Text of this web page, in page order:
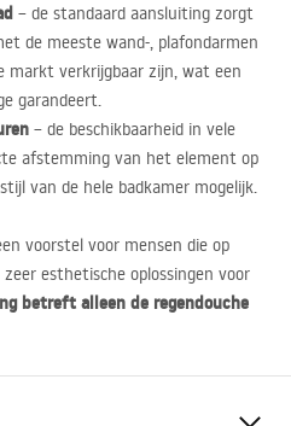
– de standaard aansluiting zorgt
de meeste wand-, plafondarmen
markt verkrijgbaar zijn, wat een
garandeert.
– de beschikbaarheid in vele
afstemming van het element op
van de hele badkamer mogelijk.
voorstel voor mensen die op
esthetische oplossingen voor
betreft alleen de regendouche